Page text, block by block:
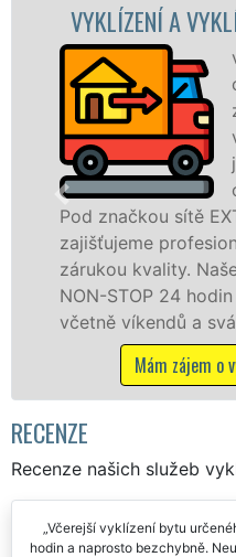
A VYKLÍZECÍ PRÁCE
v Náchodě a
okrese Náchod
zajišťujeme služby
vyklízení, a to jak
jednotlivce, tak
obchodní
sítě EXTRA VYKLÍZENÍ
profesionální a kvalitní
Naše služby
24 hodin denně, 7 dní v
a svátků bez příplatků.
zájem o vyklízení v Náchodě
RECENZE
Recenze našich služeb
Včerejší vyklízení bytu
hodin a naprosto bezchybně.